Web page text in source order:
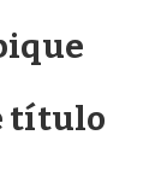
título